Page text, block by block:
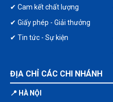
✔ Cam kết chất lượng
✔ Giấy phép - Giải thưởng
✔ Tin tức - Sự kiện
ĐỊA CHỈ CÁC CHI NHÁNH
📍 HÀ NỘI